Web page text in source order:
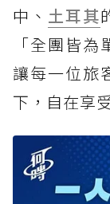
中、 土耳其
「全團皆
讓每一位旅
下，自在享